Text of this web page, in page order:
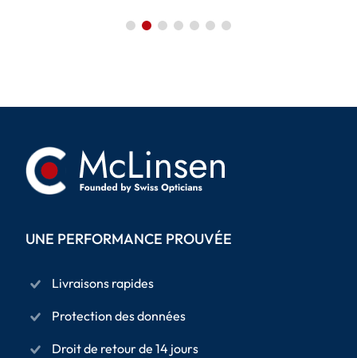
UNE PERFORMANCE PROUVÉE
Livraisons rapides
Protection des données
Droit de retour de 14 jours